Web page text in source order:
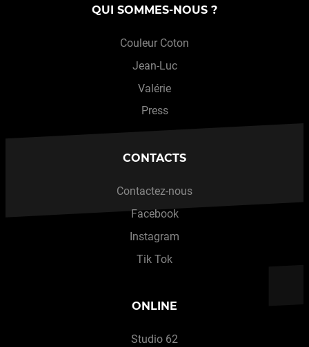
QUI SOMMES-NOUS ?
Couleur Coton
Jean-Luc
Valérie
Press
CONTACTS
Contactez-nous
Facebook
Instagram
Tik Tok
ONLINE
Studio 62